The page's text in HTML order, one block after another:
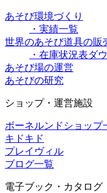
あそび環境づくり
・実績一覧
世界のあそび道具の販
・在庫状況表ダ
あそび場の運営
あそびの研究
ショップ・運営施設
ボーネルンドショップ
キドキド
プレイヴィル
ブログ一覧
電子ブック・カタログ